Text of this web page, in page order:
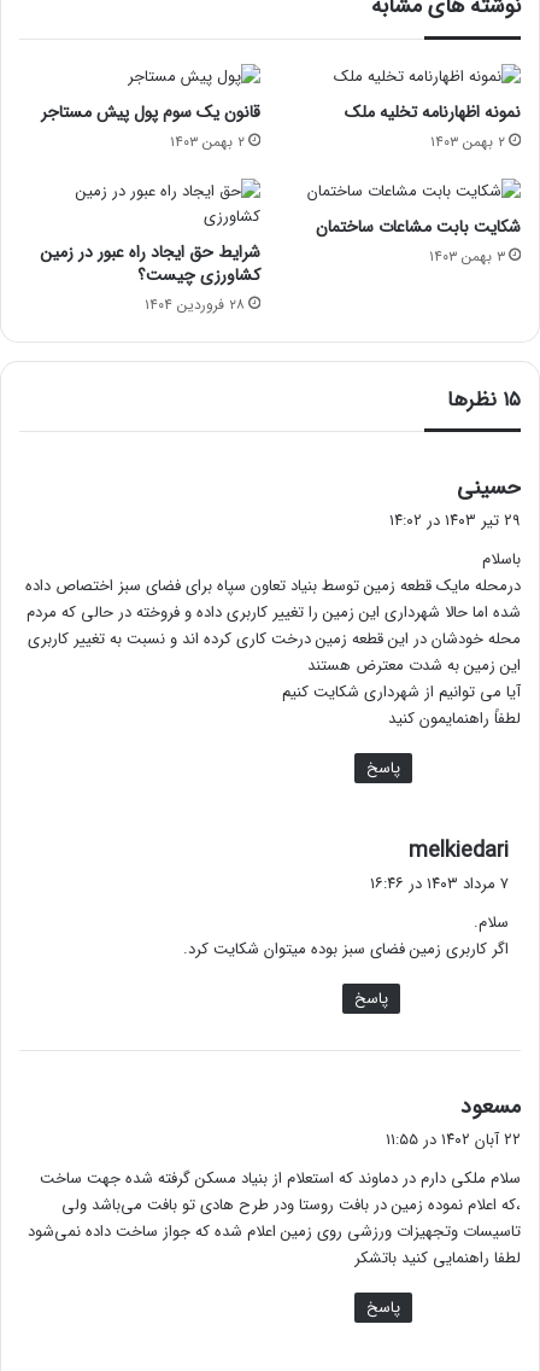
نمونه اظهارنامه تخلیه ملک
۲ بهمن ۱۴۰۳
قانون یک سوم پول پیش مستاجر
۲ بهمن ۱۴۰۳
شکایت بابت مشاعات ساختمان
۳ بهمن ۱۴۰۳
شرایط حق ایجاد راه عبور در زمین
کشاورزی چیست؟
۲۸ فروردین ۱۴۰۴
‫۱۵ نظرها
حسینی
ف
۲۹ تیر ۱۴۰۳ در ۱۴:۰۲
باسلام
درمحله مایک قطعه زمین توسط بنیاد تعاون سپاه برای فضای سبز اختصاص داده
شده اما حالا شهرداری این زمین را تغییر کاربری داده و فروخته در حالی که مردم
محله خودشان در این قطعه زمین درخت کاری کرده اند و نسبت به تغییر کاربری
این زمین به شدت معترض هستند
آیا می توانیم از شهرداری شکایت کنیم
لطفاً راهنمایمون کنید
پاسخ
melkiedari
۷ مرداد ۱۴۰۳ در ۱۶:۴۶
سلام.
اگر کاربری زمین فضای سبز بوده میتوان شکایت کرد.
پاسخ
مسعود
ف
:
۲۲ آبان ۱۴۰۲ در ۱۱:۵۵
سلام ملکی دارم در دماوند که استعلام از بنیاد مسکن گرفته شده جهت ساخت
،که اعلام نموده زمین در بافت روستا ودر طرح هادی تو بافت می‌باشد ولی
تاسیسات وتجهیزات ورزشی روی زمین اعلام شده که جواز ساخت داده نمی‌شود
لطفا راهنمایی کنید باتشکر
پاسخ